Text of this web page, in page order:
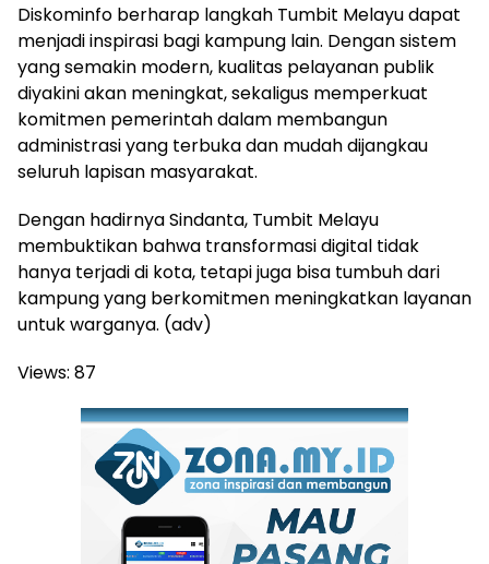
Diskominfo berharap langkah Tumbit Melayu dapat
menjadi inspirasi bagi kampung lain. Dengan sistem
yang semakin modern, kualitas pelayanan publik
diyakini akan meningkat, sekaligus memperkuat
komitmen pemerintah dalam membangun
administrasi yang terbuka dan mudah dijangkau
seluruh lapisan masyarakat.
Dengan hadirnya Sindanta, Tumbit Melayu
membuktikan bahwa transformasi digital tidak
hanya terjadi di kota, tetapi juga bisa tumbuh dari
kampung yang berkomitmen meningkatkan layanan
untuk warganya. (adv)
Views: 87